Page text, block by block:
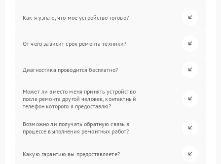
Как я узнаю, что мое устройство готово?
От чего зависит срок ремонта техники?
Диагностика проводится бесплатно?
Может ли вместо меня принять устройство
после ремонта другой человек, контактный
телефон которого я предоставлю?
Возможно ли получать обратную связь в
процессе выполнения ремонтных работ?
Какую гарантию вы предоставляете?